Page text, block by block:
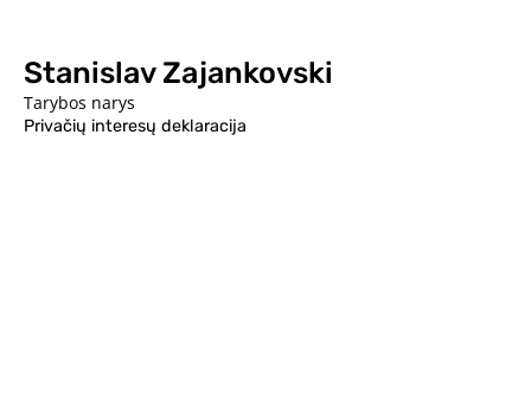
Stanislav Zajankovski
Tarybos narys
Privačių interesų deklaracija